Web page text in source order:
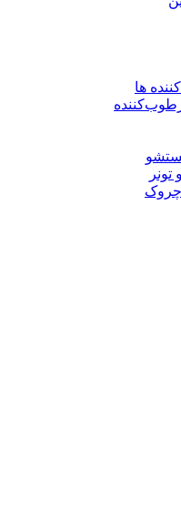
ها
تونر